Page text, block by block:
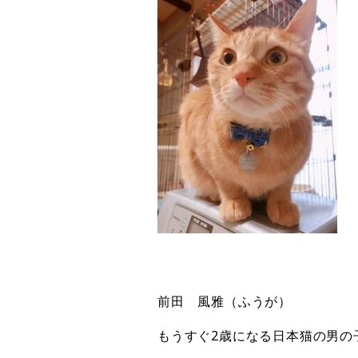
前田 風雅（ふうが）
もうすぐ2歳になる日本猫の男の